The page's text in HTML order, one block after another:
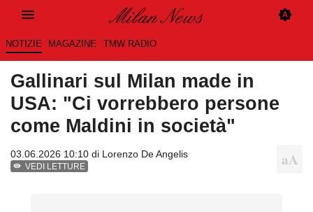
NOTIZIE MAGAZINE TMW RADIO
Gallinari sul Milan made in
USA: "Ci vorrebbero persone
come Maldini in società"
03.06.2026 10:10 di Lorenzo De Angelis
VEDI LETTURE